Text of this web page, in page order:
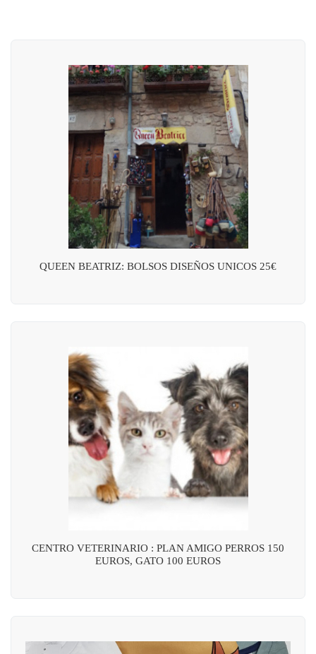
QUEEN BEATRIZ: BOLSOS DISEÑOS UNICOS 25€
CENTRO VETERINARIO : PLAN AMIGO PERROS 150
EUROS, GATO 100 EUROS